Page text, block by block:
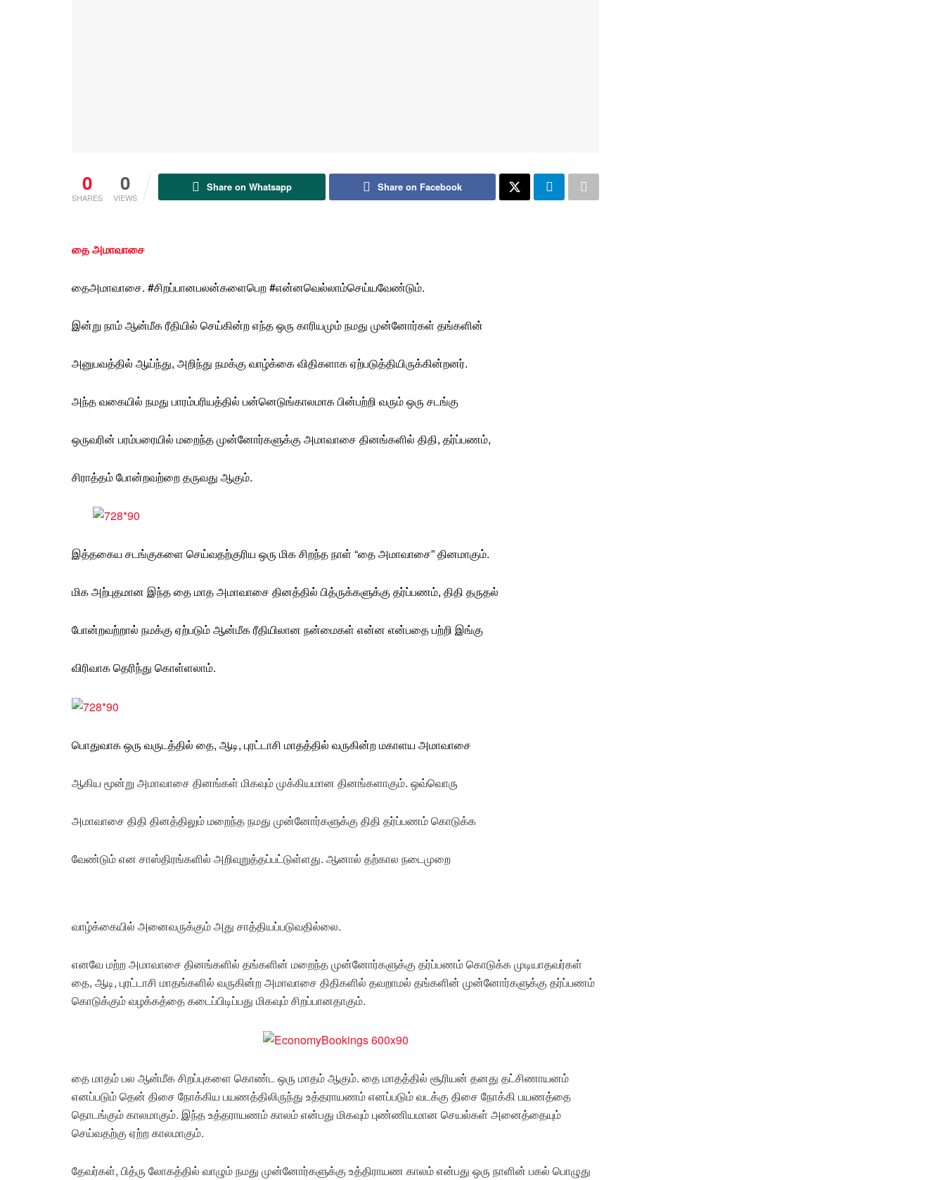
0
SHARES
0
VIEWS
Share on Whatsapp Share on Facebook
தை அமாவாசை
தைஅமாவாசை. #சிறப்பானபலன்களைபெற #என்னவெல்லாம்செய்யவேண்டும்.
இன்று நாம் ஆன்மீக ரீதியில் செய்கின்ற எந்த ஒரு காரியமும் நமது முன்னோர்கள் தங்களின்
அனுபவத்தில் ஆய்ந்து, அறிந்து நமக்கு வாழ்க்கை விதிகளாக ஏற்படுத்தியிருக்கின்றனர்.
அந்த வகையில் நமது பாரம்பரியத்தில் பன்னெடுங்காலமாக பின்பற்றி வரும் ஒரு சடங்கு
ஒருவரின் பரம்பரையில் மறைந்த முன்னோர்களுக்குஅமாவாசை தினங்களில் திதி, தர்ப்பணம்,
சிராத்தம் போன்றவற்றை தருவது ஆகும்.
இத்தகைய சடங்குகளை செய்வதற்குரிய ஒரு மிக சிறந்த நாள் “தை அமாவாசை” தினமாகும்.
மிக அற்புதமான இந்த தை மாத அமாவாசை தினத்தில் பித்ருக்களுக்கு தர்ப்பணம், திதி தருதல்
போன்றவற்றால் நமக்கு ஏற்படும் ஆன்மீக ரீதியிலான நன்மைகள் என்ன என்பதை பற்றி இங்கு
விரிவாக தெரிந்து கொள்ளலாம்.
பொதுவாக ஒரு வருடத்தில் தை, ஆடி, புரட்டாசி மாதத்தில் வருகின்றமகாளய அமாவாசை
ஆகிய மூன்று அமாவாசை தினங்கள் மிகவும் முக்கியமான தினங்களாகும். ஒவ்வொரு
அமாவாசை திதி தினத்திலும் மறைந்த நமது முன்னோர்களுக்கு திதி தர்ப்பணம் கொடுக்க
வேண்டும் என சாஸ்திரங்களில் அறிவுறுத்தப்பட்டுள்ளது. ஆனால் தற்கால நடைமுறை
வாழ்க்கையில் அனைவருக்கும் அது சாத்தியப்படுவதில்லை.
எனவே மற்ற அமாவாசை தினங்களில் தங்களின் மறைந்த முன்னோர்களுக்கு தர்ப்பணம் கொடுக்க முடியாதவர்கள்
தை, ஆடி, புரட்டாசி மாதங்களில் வருகின்ற அமாவாசை திதிகளில் தவறாமல் தங்களின் முன்னோர்களுக்கு தர்ப்பணம்
கொடுக்கும் வழக்கத்தை கடைப்பிடிப்பது மிகவும் சிறப்பானதாகும்.
தை மாதம் பல ஆன்மீக சிறப்புகளை கொண்ட ஒரு மாதம் ஆகும். தை மாதத்தில் சூரியன் தனது தட்சிணாயனம்
எனப்படும் தென் திசை நோக்கிய பயணத்திலிருந்து உத்தராயணம் எனப்படும் வடக்கு திசை நோக்கி பயணத்தை
தொடங்கும் காலமாகும். இந்த உத்தராயணம் காலம் என்பது மிகவும் புண்ணியமான செயல்கள் அனைத்தையும்
செய்வதற்கு ஏற்ற காலமாகும்.
தேவர்கள், பித்ரு லோகத்தில் வாழும் நமது முன்னோர்களுக்கு உத்திராயண காலம் என்பது ஒரு நாளின் பகல் பொழுது